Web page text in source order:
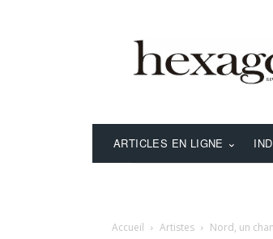
ARTICLES EN LIGNE
Accueil Artistes Nord, un